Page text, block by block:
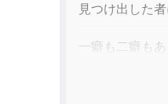
見つけ出した
一癖も二癖も